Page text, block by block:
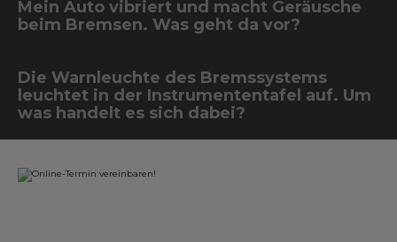
Mein Auto vibriert und macht Geräusche
beim Bremsen. Was geht da vor?
Die Warnleuchte des Bremssystems
leuchtet in der Instrumententafel auf. Um
was handelt es sich dabei?